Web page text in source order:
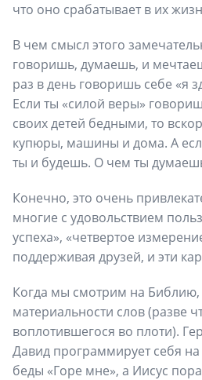
что оно срабатывает в их
В чем смысл этого
говоришь, думаешь, и
раз в день говоришь себе «я
Если ты «силой веры»
своих детей бедными, то
купюры, машины и дома. А
ты и будешь. О чем ты
Конечно, это очень
многие с удовольствием
успеха», «четвертое
поддерживая друзей, и эти
Когда мы смотрим на Библию,
материальности слов (разве
воплотившегося во плоти).
Давид программирует себя
беды «Горе мне», а Иисус